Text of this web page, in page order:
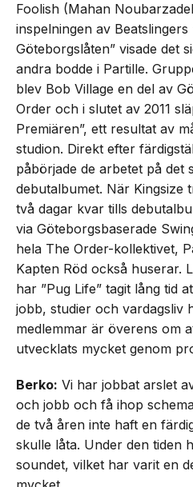
Foolish (Mahan
inspelningen av Beatslingers
Göteborgslåten” visade det
andra bodde i Partille.
blev Bob Village en del av
Order och i slutet av 2011
Premiären”, ett resultat av
studion. Direkt efter
påbörjade de arbetet på det
debutalbumet. När Kingsize
två dagar kvar tills
via Göteborgsbaserade
hela The Order-kollektivet,
Kapten Röd också huserar.
har ”Pug Life” tagit lång tid
jobb, studier och vardagsliv
medlemmar är överens om
utvecklats mycket genom
Berko: Vi har jobbat arslet
och jobb och få ihop
de två åren inte haft en
skulle låta. Under den tiden
soundet, vilket har varit en